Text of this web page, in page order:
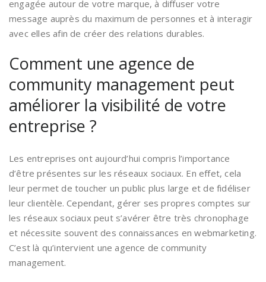
engagée autour de votre marque, à diffuser votre
message auprès du maximum de personnes et à interagir
avec elles afin de créer des relations durables.
Comment une agence de
community management peut
améliorer la visibilité de votre
entreprise ?
Les entreprises ont aujourd’hui compris l’importance
d’être présentes sur les réseaux sociaux. En effet, cela
leur permet de toucher un public plus large et de fidéliser
leur clientèle. Cependant, gérer ses propres comptes sur
les réseaux sociaux peut s’avérer être très chronophage
et nécessite souvent des connaissances en webmarketing.
C’est là qu’intervient une agence de community
management.